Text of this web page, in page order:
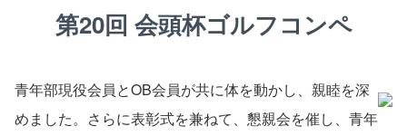
第20回 会頭杯ゴルフコンペ
青年部現役会員とOB会員が共に体を動かし、親睦を深
めました。さらに表彰式を兼ねて、懇親会を催し、青年